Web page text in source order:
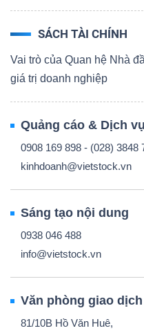
SÁCH TÀI CHÍNH
Vai trò của Quan hệ Nhà
giá trị doanh nghiệp
Quảng cáo & Dịch vụ
0908 169 898 - (028) 3848
kinhdoanh@vietstock.vn
Sáng tạo nội dung
0938 046 488
info@vietstock.vn
Văn phòng giao dịch
81/10B Hồ Văn Huê,